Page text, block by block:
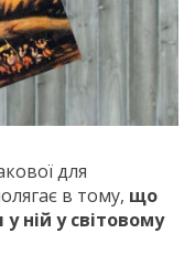
для
в тому, що
ній у світовому